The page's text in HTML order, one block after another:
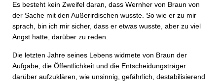
Es besteht kein Zweifel daran, dass Wernher von Braun von
der Sache mit den Außerirdischen wusste. So wie er zu mir
sprach, bin ich mir sicher, dass er etwas wusste, aber zu viel
Angst hatte, darüber zu reden.
Die letzten Jahre seines Lebens widmete von Braun der
Aufgabe, die Öffentlichkeit und die Entscheidungsträger
darüber aufzuklären, wie unsinnig, gefährlich, destabilisierend